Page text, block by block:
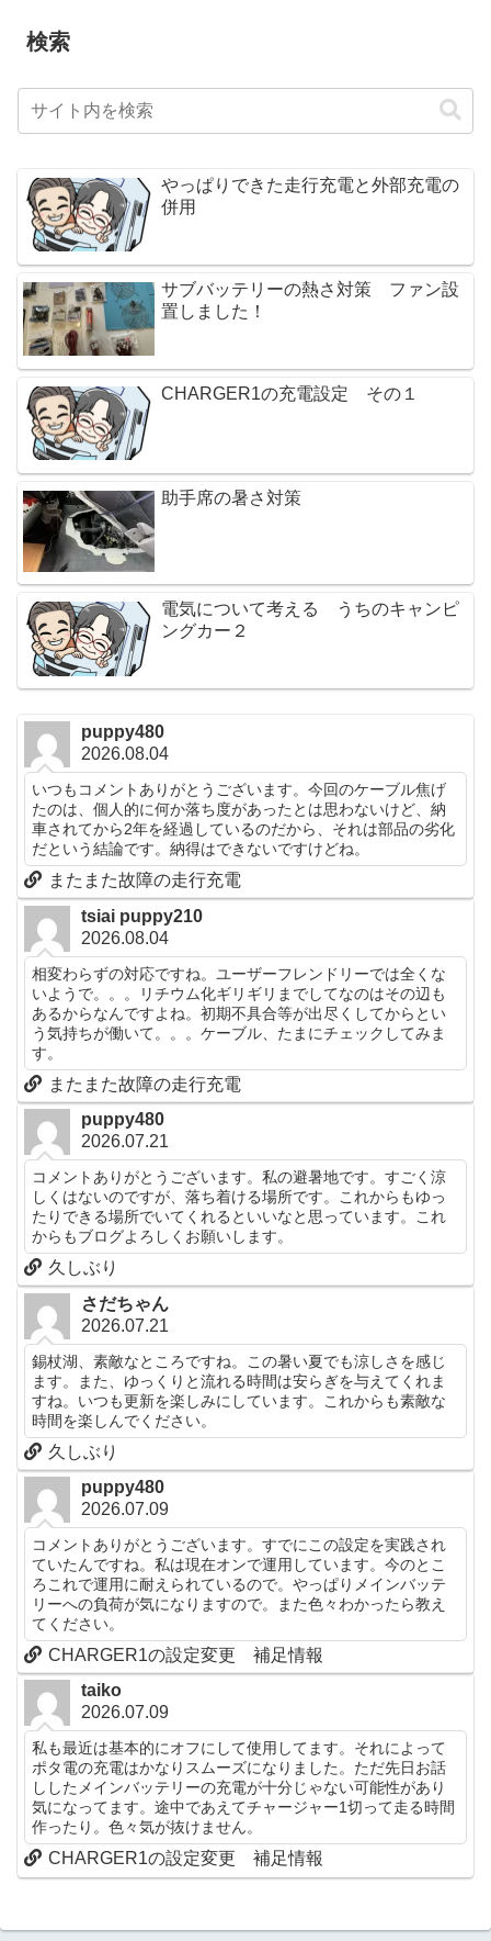
検索
やっぱりできた走行充電と外部充電の
併用
サブバッテリーの熱さ対策 ファン設
置しました！
CHARGER1の充電設定 その１
助手席の暑さ対策
電気について考える うちのキャンピ
ングカー２
puppy480
2026.08.04
いつもコメントありがとうございます。今回のケーブル焦げ
たのは、個人的に何か落ち度があったとは思わないけど、納
車されてから2年を経過しているのだから、それは部品の劣化
だという結論です。納得はできないですけどね。
またまた故障の走行充電
tsiai puppy210
2026.08.04
相変わらずの対応ですね。ユーザーフレンドリーでは全くな
いようで。。。リチウム化ギリギリまでしてなのはその辺も
あるからなんですよね。初期不具合等が出尽くしてからとい
う気持ちが働いて。。。ケーブル、たまにチェックしてみま
す。
またまた故障の走行充電
puppy480
2026.07.21
コメントありがとうございます。私の避暑地です。すごく涼
しくはないのですが、落ち着ける場所です。これからもゆっ
たりできる場所でいてくれるといいなと思っています。これ
からもブログよろしくお願いします。
久しぶり
さだちゃん
2026.07.21
錫杖湖、素敵なところですね。この暑い夏でも涼しさを感じ
ます。また、ゆっくりと流れる時間は安らぎを与えてくれま
すね。いつも更新を楽しみにしています。これからも素敵な
時間を楽しんでください。
久しぶり
puppy480
2026.07.09
コメントありがとうございます。すでにこの設定を実践され
ていたんですね。私は現在オンで運用しています。今のとこ
ろこれで運用に耐えられているので。やっぱりメインバッテ
リーへの負荷が気になりますので。また色々わかったら教え
てください。
CHARGER1の設定変更 補足情報
taiko
2026.07.09
私も最近は基本的にオフにして使用してます。それによって
ポタ電の充電はかなりスムーズになりました。ただ先日お話
ししたメインバッテリーの充電が十分じゃない可能性があり
気になってます。途中であえてチャージャー1切って走る時間
作ったり。色々気が抜けません。
CHARGER1の設定変更 補足情報